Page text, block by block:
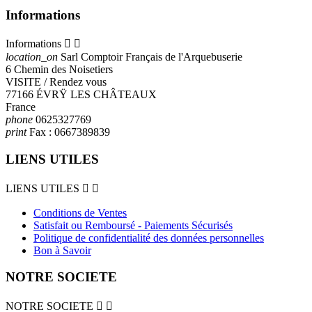
Informations
Informations  
location_on Sarl Comptoir Français de l'Arquebuserie
6 Chemin des Noisetiers
VISITE / Rendez vous
77166 ÉVRŸ LES CHÂTEAUX
France
phone 0625327769
printFax : 0667389839
LIENS UTILES
LIENS UTILES  
Conditions de Ventes
Satisfait ou Remboursé - Paiements Sécurisés
Politique de confidentialité des données personnelles
Bon à Savoir
NOTRE SOCIETE
NOTRE SOCIETE  